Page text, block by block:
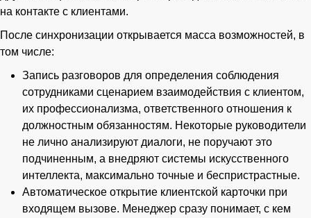
на контакте с клиентами.
После синхронизации открывается масса возможностей, в
том числе:
Запись разговоров для определения соблюдения
сотрудниками сценарием взаимодействия с клиентом,
их профессионализма, ответственного отношения к
должностным обязанностям. Некоторые руководители
не лично анализируют диалоги, не поручают это
подчиненным, а внедряют системы искусственного
интеллекта, максимально точные и беспристрастные.
Автоматическое открытие клиентской карточки при
входящем вызове. Менеджер сразу понимает, с кем